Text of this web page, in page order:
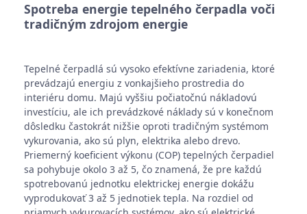
Spotreba energie tepelného čerpadla voči
tradičným zdrojom energie
Tepelné čerpadlá sú vysoko efektívne zariadenia, ktoré
prevádzajú energiu z vonkajšieho prostredia do
interiéru domu. Majú vyššiu počiatočnú nákladovú
investíciu, ale ich prevádzkové náklady sú v konečnom
dôsledku častokrát nižšie oproti tradičným systémom
vykurovania, ako sú plyn, elektrika alebo drevo.
Priemerný koeficient výkonu (COP) tepelných čerpadiel
sa pohybuje okolo 3 až 5, čo znamená, že pre každú
spotrebovanú jednotku elektrickej energie dokážu
vyprodukovať 3 až 5 jednotiek tepla. Na rozdiel od